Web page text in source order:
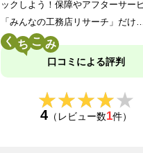
ックしよう！保障やアフターサー
「みんなの工務店リサーチ」だけ
く こ
口コミによる評判
★★★★★
★★★★★
4 （レビュー数1件）